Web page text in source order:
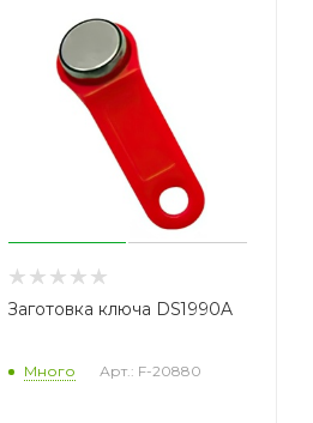
Заготовка ключа DS1990A
Много Арт.: F-20880